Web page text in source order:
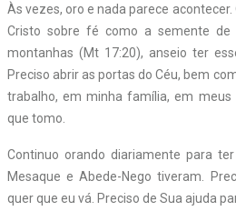
Às vezes, oro e nada parece
Cristo sobre fé como a semente
montanhas (Mt 17:20), anseio ter
Preciso abrir as portas do Céu, bem
trabalho, em minha família, em meus
que tomo.
Continuo orando diariamente para
Mesaque e Abede-Nego tiveram.
quer que eu vá. Preciso de Sua ajuda